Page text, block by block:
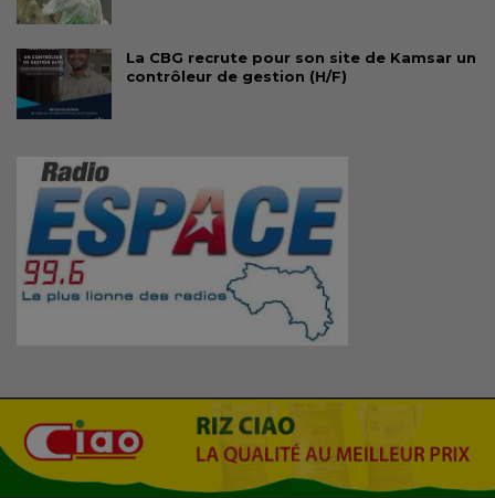
La CBG recrute pour son site de Kamsar un
contrôleur de gestion (H/F)